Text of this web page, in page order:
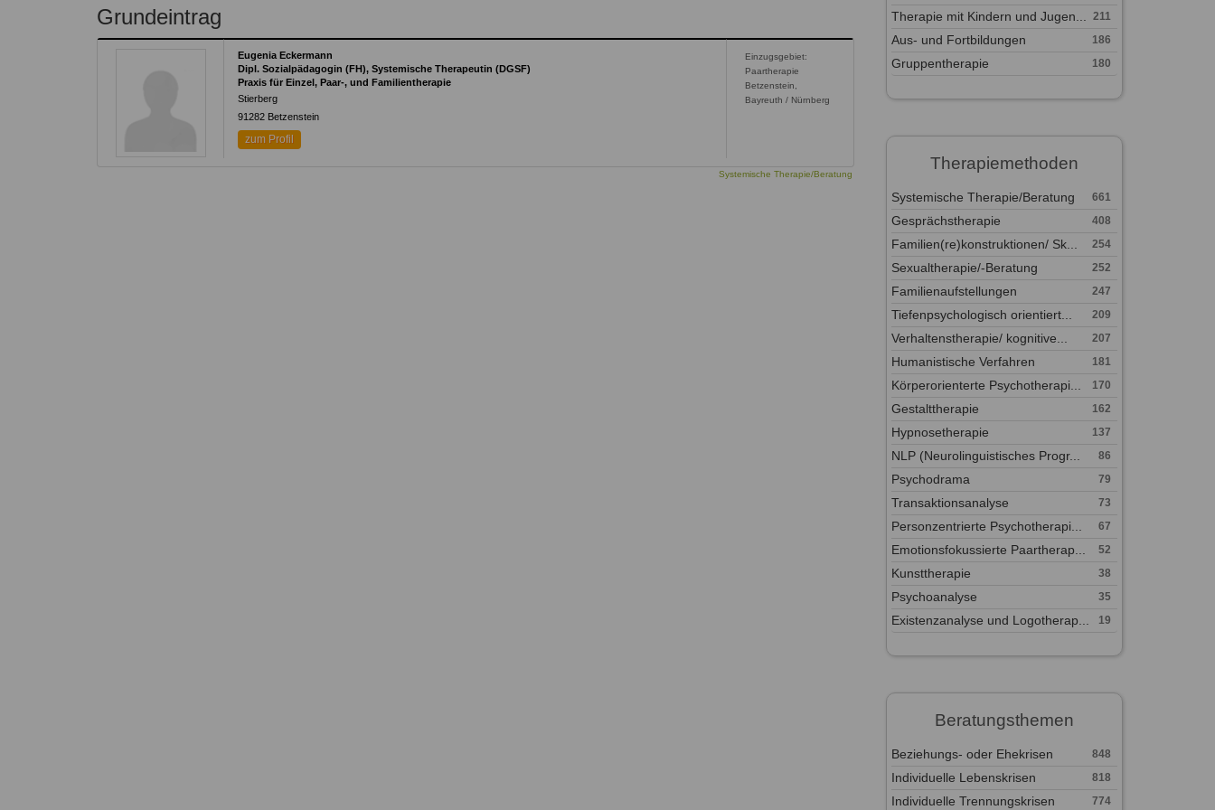
Therapeutenliste
Zum Kontaktformular
Grundeintrag
Eugenia Eckermann
Dipl. Sozialpädagogin (FH), Systemische Therapeutin (DGSF)
Praxis für Einzel, Paar-, und Familientherapie
Stierberg
91282 Betzenstein
zum Profil
Einzugsgebiet:
Paartherapie
Betzenstein,
Bayreuth / Nürnberg
Systemische Therapie/Beratung
Therapie mit Kindern und Jugen... 211
Aus- und Fortbildungen 186
Gruppentherapie 180
Therapiemethoden
Systemische Therapie/Beratung 661
Gesprächstherapie 408
Familien(re)konstruktionen/ Sk... 254
Sexualtherapie/-Beratung 252
Familienaufstellungen 247
Tiefenpsychologisch orientiert... 209
Verhaltenstherapie/ kognitive... 207
Humanistische Verfahren 181
Körperorienterte Psychotherapi... 170
Gestalttherapie 162
Hypnosetherapie 137
NLP (Neurolinguistisches Progr... 86
Psychodrama 79
Transaktionsanalyse 73
Personzentrierte Psychotherapi... 67
Emotionsfokussierte Paartherap... 52
Kunsttherapie 38
Psychoanalyse 35
Existenzanalyse und Logotherap... 19
Beratungsthemen
Beziehungs- oder Ehekrisen 848
Individuelle Lebenskrisen 818
Individuelle Trennungskrisen 774